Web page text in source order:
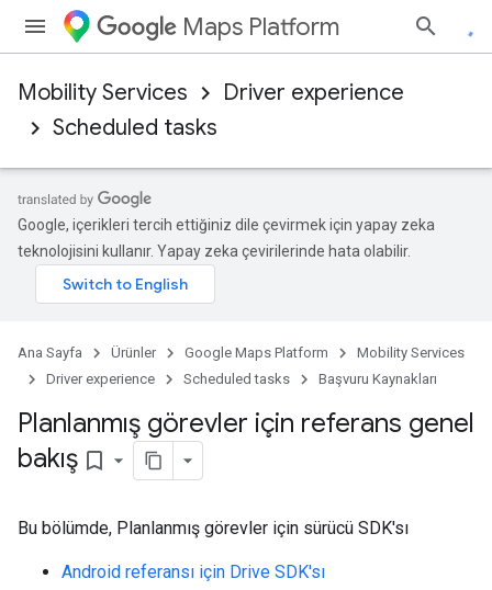
Maps Platform
Mobility Services
Driver experience
Scheduled tasks
Google, içerikleri tercih ettiğiniz dile çevirmek için yapay zeka
teknolojisini kullanır. Yapay zeka çevirilerinde hata olabilir.
Ana Sayfa Ürünler Google Maps Platform
Mobility Services
Driver experience
Scheduled tasks Başvuru Kaynakları
Planlanmış görevler için referans genel
bakış bookmark_border
Bu bölümde, Planlanmış görevler için sürücü SDK'sı
Android referansı için Drive SDK'sı